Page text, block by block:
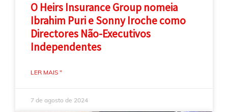
O Heirs Insurance Group nomeia
Ibrahim Puri e Sonny Iroche como
Directores Não-Executivos
Independentes
LER MAIS "
7 de agosto de 2024